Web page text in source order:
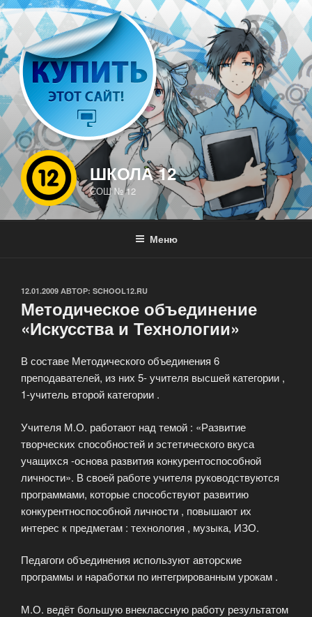
Перейти
к
содержимому
ШКОЛА 12
СОШ № 12
Меню
ОПУБЛИКОВАНО
12.01.2009 АВТОР: SCHOOL12.RU
Методическое объединение
«Искусства и Технологии»
В составе Методического объединения 6
преподавателей, из них 5- учителя высшей категории ,
1-учитель второй категории .
Учителя М.О. работают над темой : «Развитие
творческих способностей и эстетического вкуса
учащихся -основа развития конкурентоспособной
личности». В своей работе учителя руководствуются
программами, которые способствуют развитию
конкурентноспособной личности , повышают их
интерес к предметам : технология , музыка, ИЗО.
Педагоги объединения используют авторские
программы и наработки по интегрированным урокам .
М.О. ведёт большую внеклассную работу результатом